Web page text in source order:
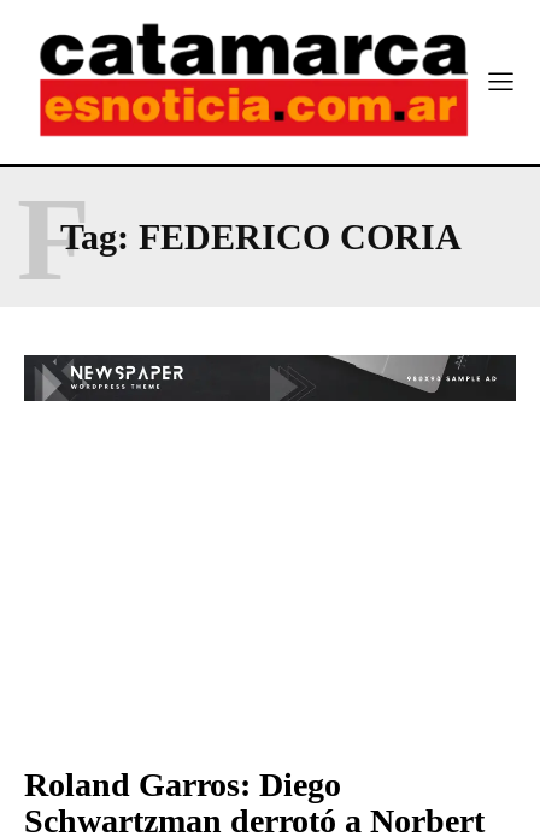
Tag: FEDERICO CORIA
F
Roland Garros: Diego
Schwartzman derrotó a Norbert